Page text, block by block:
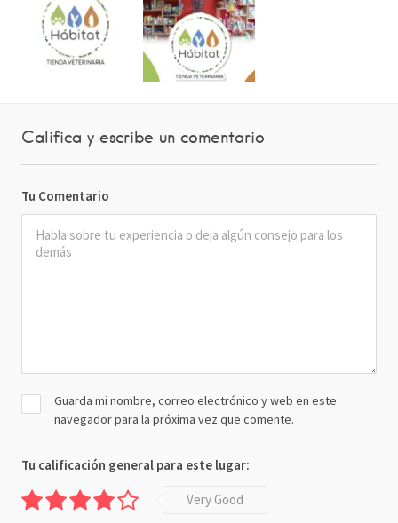
Califica y escribe un comentario
Tu Comentario
Guarda mi nombre, correo electrónico y web en este
navegador para la próxima vez que comente.
Tu calificación general para este lugar:
Very Good